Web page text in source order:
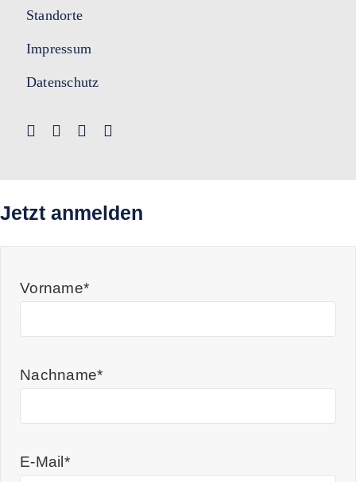
Standorte
Impressum
Datenschutz
Jetzt anmelden
Vorname*
Nachname*
E-Mail*